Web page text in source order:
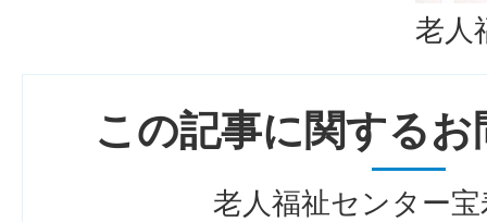
老人
この記事に関する
老人福祉センター